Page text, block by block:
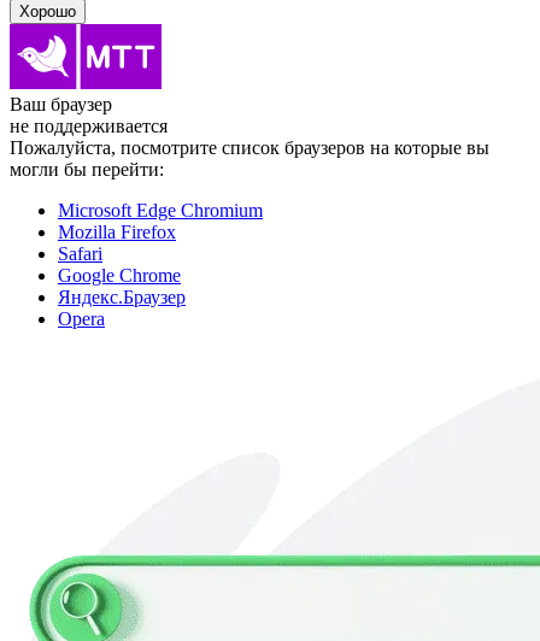
Хорошо
Ваш браузер
не поддерживается
Пожалуйста, посмотрите список браузеров на которые вы
могли бы перейти:
Microsoft Edge Chromium
Mozilla Firefox
Safari
Google Chrome
Яндекс.Браузер
Opera